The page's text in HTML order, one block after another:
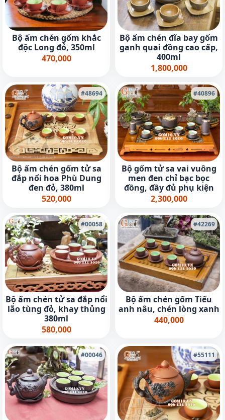
Bộ ấm chén gốm khắc
độc Long đỏ, 350ml
470,000
Bộ ấm chén đĩa bay gốm
ganh quai đồng cao cấp,
400ml
1,800,000
#48694
Bộ ấm chén gốm tử sa
đắp nổi hoa Phù Dung
đen đỏ, 380ml
520,000
#40896
Bộ gốm tử sa vai vuông
men đen chỉ bạc bọc
đồng, đầy đủ phụ kiện
2,300,000
#00058
Bộ ấm chén tử sa đắp nổi
lão tùng đỏ, khay thủng
380ml
580,000
#42269
Bộ ấm chén gốm Tiếu
anh nâu, chén lòng xanh
440,000
#00046 #55111